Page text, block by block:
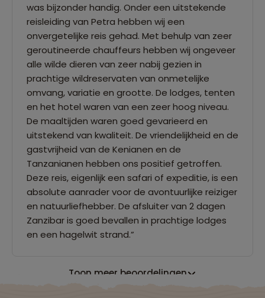
was bijzonder handig. Onder een uitstekende
reisleiding van Petra hebben wij een
onvergetelijke reis gehad. Met behulp van zeer
geroutineerde chauffeurs hebben wij ongeveer
alle wilde dieren van zeer nabij gezien in
prachtige wildreservaten van onmetelijke
omvang, variatie en grootte. De lodges, tenten
en het hotel waren van een zeer hoog niveau.
De maaltijden waren goed gevarieerd en
uitstekend van kwaliteit. De vriendelijkheid en de
gastvrijheid van de Kenianen en de
Tanzanianen hebben ons positief getroffen.
Deze reis, eigenlijk een safari of expeditie, is een
absolute aanrader voor de avontuurlijke reiziger
en natuurliefhebber. De afsluiter van 2 dagen
Zanzibar is goed bevallen in prachtige lodges
en een hagelwit strand.”
Toon meer beoordelingen